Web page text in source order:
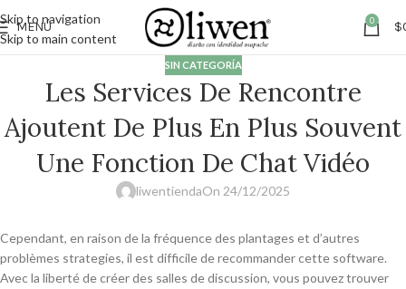
Skip to navigation
Skip to main content
MENÚ 0 $
SIN CATEGORÍA
Les Services De Rencontre
Ajoutent De Plus En Plus Souvent
Une Fonction De Chat Vidéo
liwentiendaOn 24/12/2025
Cependant, en raison de la fréquence des plantages et d’autres
problèmes strategies, il est difficile de recommander cette software.
Avec la liberté de créer des salles de discussion, vous pouvez trouver